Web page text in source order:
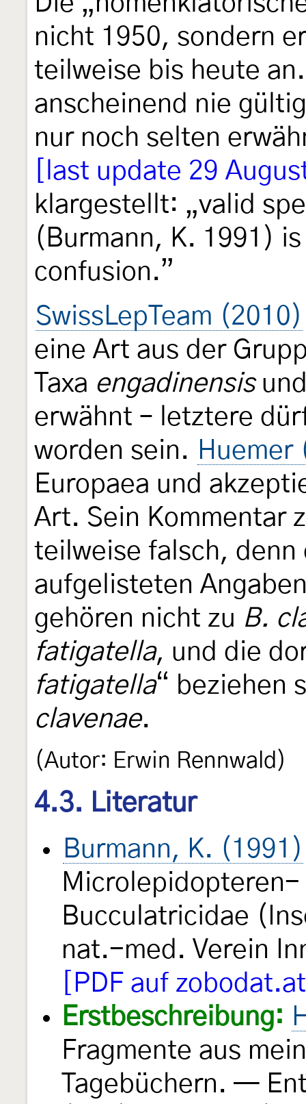
nicht 1950, sondern
teilweise bis heute
anscheinend nie
nur noch selten
[last update 29
klargestellt: „valid
(Burmann, K. 1991)
confusion.”
SwissLepTeam (2010)
eine Art aus der
Taxa engadinensis
erwähnt – letztere
worden sein. Huemer
Europaea und
Art. Sein Kommentar
teilweise falsch,
aufgelisteten
gehören nicht zu B.
fatigatella, und die
fatigatella“ beziehen
clavenae.
(Autor: Erwin Rennwald)
4.3. Literatur
Burmann, K. (1991)
Microlepidopteren-
Bucculatricidae
nat.-med. Verein
[PDF auf
Erstbeschreibung:
Fragmente aus
Tagebüchern. —